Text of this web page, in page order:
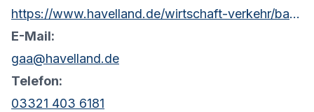
https://www.havelland.de/wirtschaft-verkehr/bauen/kataster-vermessung/gutachterausschuss/
E-Mail:
gaa@havelland.de
Telefon:
03321 403 6181